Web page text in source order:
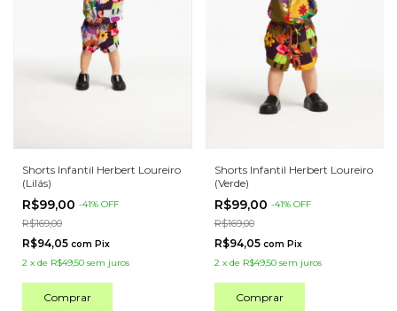
Shorts Infantil Herbert Loureiro
(Lilás)
R$99,00 -41% OFF
R$169,00
R$94,05 com Pix
2 x de R$49,50 sem juros
Comprar
Shorts Infantil Herbert Loureiro
(Verde)
R$99,00 -41% OFF
R$169,00
R$94,05 com Pix
2 x de R$49,50 sem juros
Comprar